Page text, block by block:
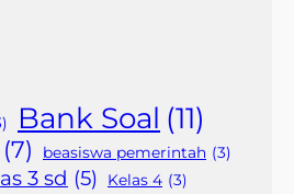
Bank Soal (11)
(7) beasiswa pemerintah (3)
3 sd (5) Kelas 4 (3)